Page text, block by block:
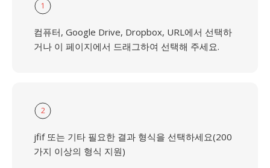
1
컴퓨터, Google Drive, Dropbox, URL에서 선택하
거나 이 페이지에서 드래그하여 선택해 주세요.
2
jfif 또는 기타 필요한 결과 형식을 선택하세요(200
가지 이상의 형식 지원)